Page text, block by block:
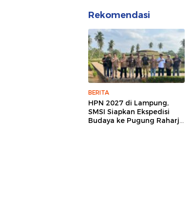
Rekomendasi
BERITA
HPN 2027 di Lampung,
SMSI Siapkan Ekspedisi
Budaya ke Pugung Raharjo